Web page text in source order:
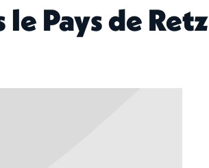
Pays de Retz